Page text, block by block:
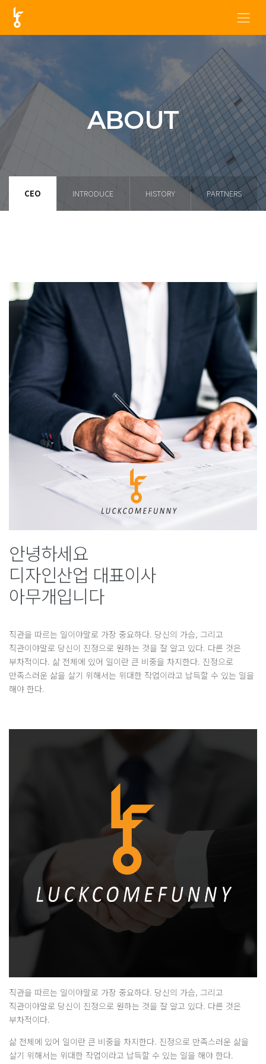
ABOUT
CEO INTRODUCE HISTORY PARTNERS
안녕하세요
디자인산업 대표이사
아무개입니다
직관을 따르는 일이야말로 가장 중요하다. 당신의 가슴, 그리고
직관이야말로 당신이 진정으로 원하는 것을 잘 알고 있다. 다른 것은
부차적이다. 삶 전체에 있어 일이란 큰 비중을 차지한다. 진정으로
만족스러운 삶을 살기 위해서는 위대한 작업이라고 납득할 수 있는 일을
해야 한다.
직관을 따르는 일이야말로 가장 중요하다. 당신의 가슴, 그리고
직관이야말로 당신이 진정으로 원하는 것을 잘 알고 있다. 다른 것은
부차적이다.
삶 전체에 있어 일이란 큰 비중을 차지한다. 진정으로 만족스러운 삶을
살기 위해서는 위대한 작업이라고 납득할 수 있는 일을 해야 한다.